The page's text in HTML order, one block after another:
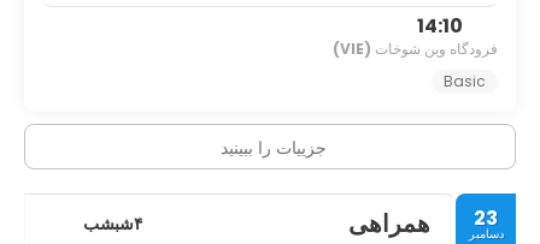
14:10
فرودگاه وین شوخات (VIE)
Basic
جزییات را ببینید
23
دسامبر همراهی ۴شبشب